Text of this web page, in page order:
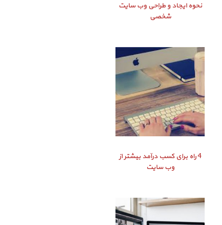
نحوه ایجاد و طراحی وب سایت
شخصی
4 راه برای کسب درآمد بیشتر از
وب سایت